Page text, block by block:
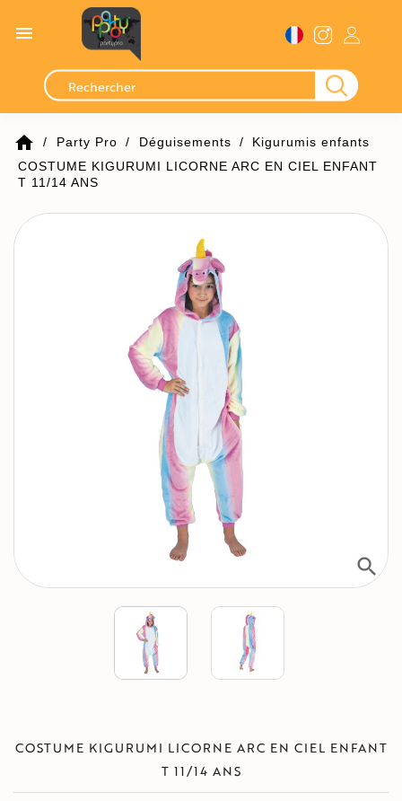

home Party Pro Déguisements
Kigurumis enfants
COSTUME KIGURUMI LICORNE ARC EN CIEL ENFANT
T 11/14 ANS
search
COSTUME KIGURUMI LICORNE ARC EN CIEL ENFANT
T 11/14 ANS